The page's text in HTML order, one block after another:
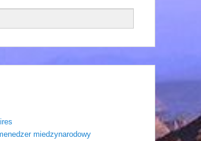
miedzynarodowy